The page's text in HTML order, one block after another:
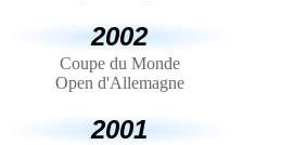
2002
Coupe du Monde
Open d'Allemagne
2001